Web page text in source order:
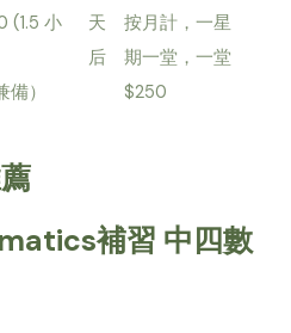
(1.5 小
）
天
后
按月計，一星
期一堂，一堂
$250
補習 中四數